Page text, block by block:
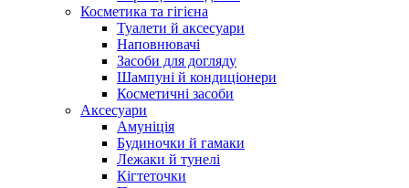
Косметика та гігієна
Туалети й аксесуари
Наповнювачі
Засоби для догляду
Шампуні й кондиціонери
Косметичні засоби
Аксесуари
Амуніція
Будиночки й гамаки
Лежаки й тунелі
Кігтеточки